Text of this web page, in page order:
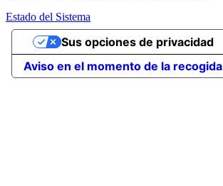
Estado del Sistema
Aviso en el momento de la recogida
Sus opciones de privacidad